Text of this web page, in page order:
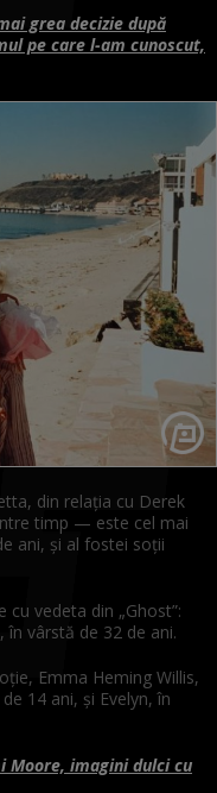
grea decizie după
pe care l-am cunoscut,
din relația cu Derek
timp — este cel mai
ani, și al fostei soții
vedeta din „Ghost”:
în vârstă de 32 de ani.
Emma Heming Willis,
14 ani, și Evelyn, în
Moore, imagini dulci cu